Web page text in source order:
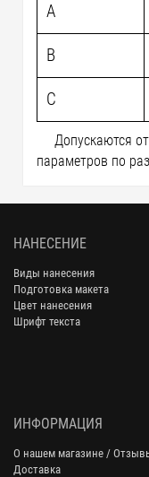
A
B
C
Допускаются
параметров по
НАНЕСЕНИЕ
Виды нанесения
Подготовка макета
Цвет нанесения
Шрифт текста
ИНФОРМАЦИЯ
О нашем магазине /
Доставка